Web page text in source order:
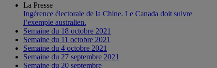
La Presse
Ingérence électorale de la Chine. Le Canada doit suivre
l’exemple australien.
Semaine du 18 octobre 2021
Semaine du 11 octobre 2021
Semaine du 4 octobre 2021
Semaine du 27 septembre 2021
Semaine du 20 septembre